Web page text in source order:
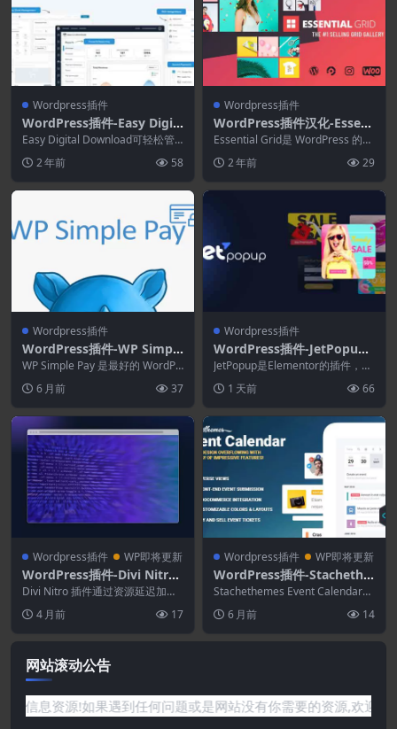
Wordpress插件
WordPress插件-Easy Digit
al Downloads Addons(Eas
y Digital Downloads拓展)
Easy Digital Download可轻松管
2 年前 58
Wordpress插件
WordPress插件汉化-Essent
ial Grid 3.1.2.1–Gallery Wo
rdPress插件
Essential Grid是 WordPress 的高
2 年前 29
Wordpress插件
WordPress插件-WP Simple
Pay Pro 4.16.1–WordPress
的Stripe支付插件
WP Simple Pay 是最好的 WordPr
6 月前 37
Wordpress插件
WordPress插件-JetPopup
2.2.2–适用于Elementor的W
ordPress弹出窗口构建器
JetPopup是Elementor的插件，允
们设...1 天前 66
Wordpress插件 WP即将更新
WordPress插件-Divi Nitro
4.0.0
Divi Nitro 插件通过资源延迟加
载、压缩和缓存来优化加载速度。
探索其高级...
4 月前 17
Wordpress插件 WP即将更新
WordPress插件-Stachethe
mes Event Calendar 5.4.1–
WordPress活动日历插件
Stachethemes Event Calendar
插件注重易用性和全面的活...
6 月前 14
网站滚动公告
铺获取各种信息资源!如果遇到任何问题或是网站没有你需要的资